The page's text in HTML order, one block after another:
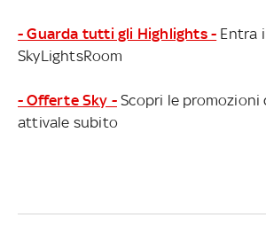
- Guarda tutti gli Highlights - Entra
SkyLightsRoom
- Offerte Sky - Scopri le
attivale subito